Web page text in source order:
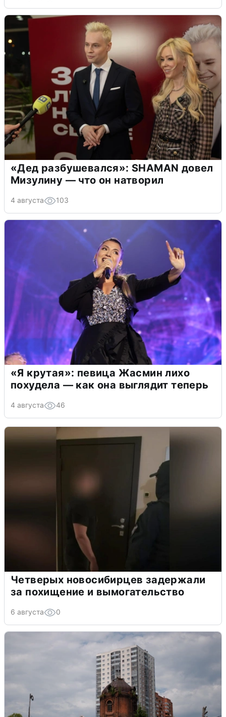
«Дед разбушевался»: SHAMAN довел
Мизулину — что он натворил
4 августа 103
«Я крутая»: певица Жасмин лихо
похудела — как она выглядит теперь
4 августа 46
Четверых новосибирцев задержали
за похищение и вымогательство
6 августа 0